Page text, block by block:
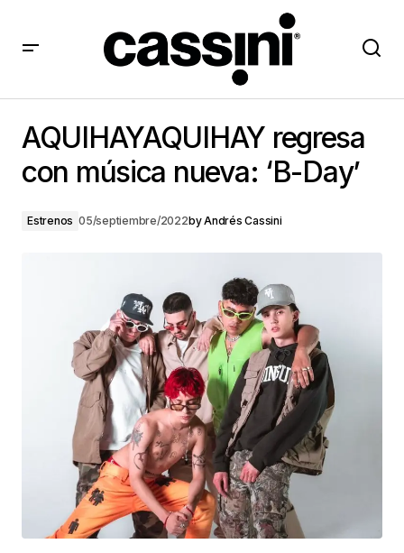
AQUIHAYAQUIHAY regresa
con música nueva: ‘B-Day’
Estrenos 05/septiembre/2022byAndrés Cassini